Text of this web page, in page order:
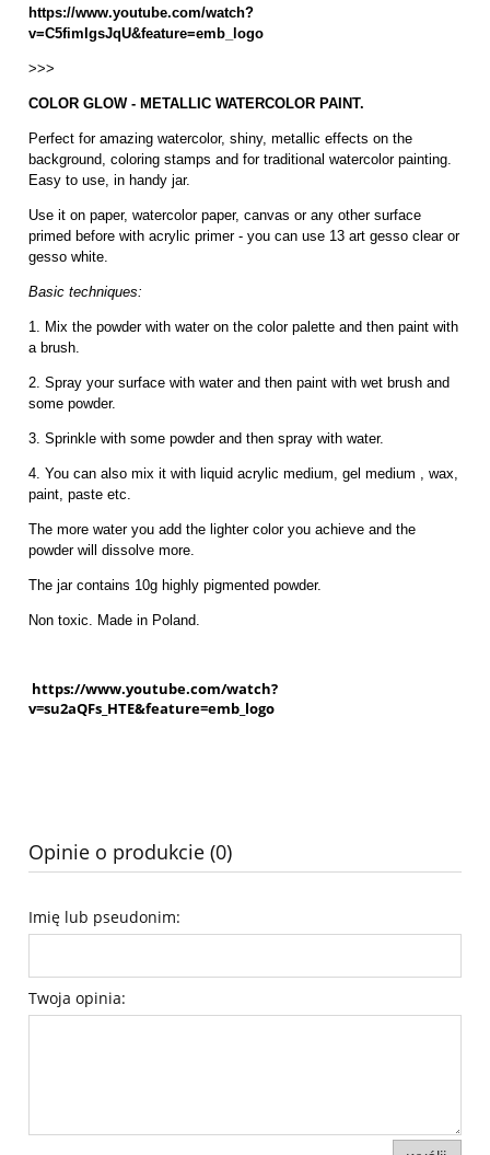
https://www.youtube.com/watch?
v=C5fimIgsJqU&feature=emb_logo
>>>
COLOR GLOW - METALLIC WATERCOLOR PAINT.
Perfect for amazing watercolor, shiny, metallic effects on the
background, coloring stamps and for traditional watercolor painting.
Easy to use, in handy jar.
Use it on paper, watercolor paper, canvas or any other surface
primed before with acrylic primer - you can use 13 art gesso clear or
gesso white.
Basic techniques:
1. Mix the powder with water on the color palette and then paint with
a brush.
2. Spray your surface with water and then paint with wet brush and
some powder.
3. Sprinkle with some powder and then spray with water.
4. You can also mix it with liquid acrylic medium, gel medium , wax,
paint, paste etc.
The more water you add the lighter color you achieve and the
powder will dissolve more.
The jar contains 10g highly pigmented powder.
Non toxic. Made in Poland.
https://www.youtube.com/watch?
v=su2aQFs_HTE&feature=emb_logo
Opinie o produkcie (0)
Imię lub pseudonim:
Twoja opinia: